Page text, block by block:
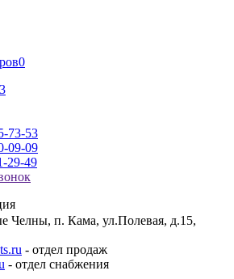
0
73-53
09-09
29-49
Челны, п. Кама, ул.Полевая, д.15,
- отдел продаж
- отдел снабжения